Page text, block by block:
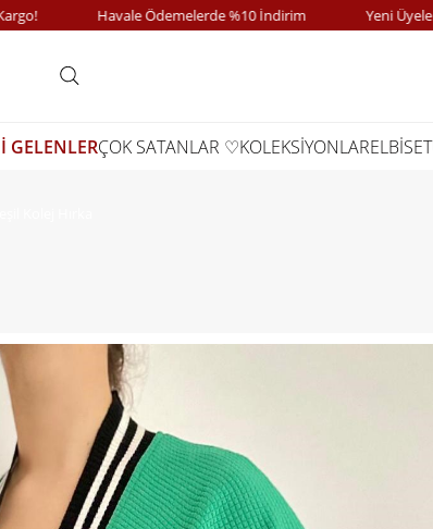
Havale Ödemelerde %10 İndirim Yeni Üyelere
GELENLERÇOK SATANLAR ♡KOLEKSİYONLARELBİSE